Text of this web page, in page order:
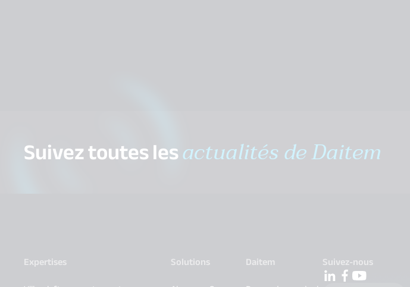
Suivez toutes lesactualités de Daitem
Expertises
Solutions
Daitem
Suivez-nous